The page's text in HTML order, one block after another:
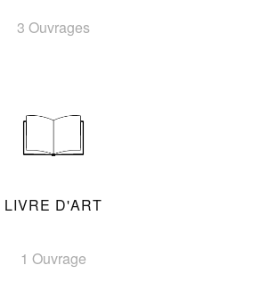
3 Ouvrages
LIVRE D'ART
1 Ouvrage